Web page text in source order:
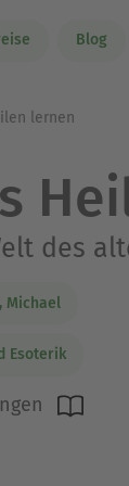
Blog
lernen
des
Michael
Esoterik